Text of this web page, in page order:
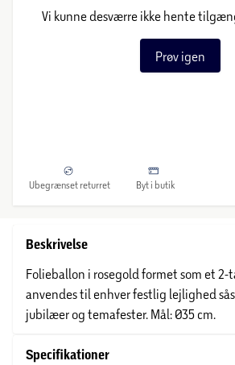
Vi kunne desværre ikke hente
Prøv igen
Ubegrænset returret Byt i butik
Beskrivelse
Folieballon i rosegold formet som et 2-
anvendes til enhver festlig lejlighed
jubilæer og temafester. Mål: Ø35 cm.
Specifikationer